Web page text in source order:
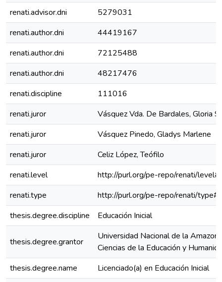
renati.advisor.dni
5279031
renati.author.dni
44419167
renati.author.dni
72125488
renati.author.dni
48217476
renati.discipline
111016
renati.juror
Vásquez Vda. De Bardales, Gloria
renati.juror
Vásquez Pinedo, Gladys Marlene
renati.juror
Celiz López, Teófilo
renati.level
http://purl.org/pe-repo/renati/
renati.type
http://purl.org/pe-repo/renati/
thesis.degree.discipline
Educación Inicial
thesis.degree.grantor
Universidad Nacional de la
Ciencias de la Educación y
thesis.degree.name
Licenciado(a) en Educación Inicial